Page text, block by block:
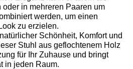
oder in mehreren Paaren um
werden, um einen
zu erzielen.
Schönheit, Komfort und
Stuhl aus geflochtenem Holz
für Ihr Zuhause und bringt
in jeden Raum.